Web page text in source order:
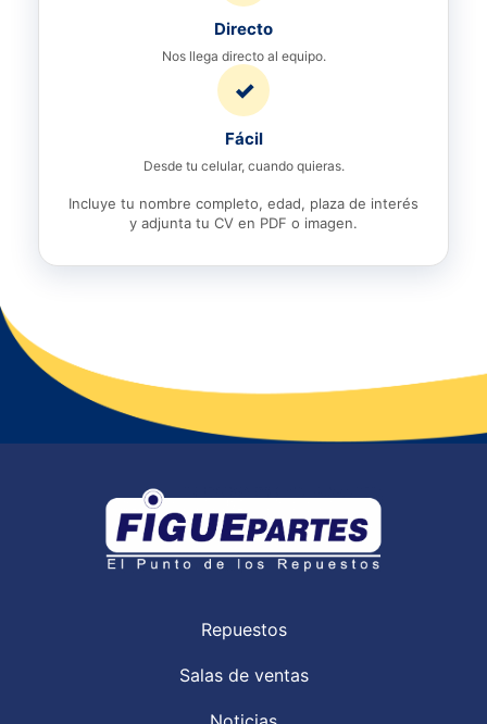
Directo
Nos llega directo al equipo.
✓
Fácil
Desde tu celular, cuando quieras.
Incluye tu nombre completo, edad, plaza de interés
y adjunta tu CV en PDF o imagen.
Repuestos
Salas de ventas